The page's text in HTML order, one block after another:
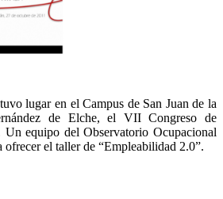
lugar en el Campus de San Juan de la
de Elche, el VII Congreso de
Un equipo del Observatorio Ocupacional
ofrecer el taller de “Empleabilidad 2.0”.